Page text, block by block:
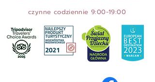
czynne codziennie 9:00-19:00